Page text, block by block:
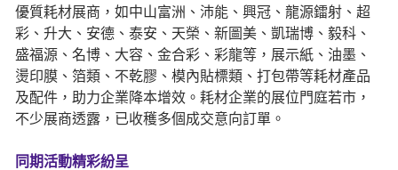
優質耗材展商，如中山富洲、沛能、興冠、龍源鐳射、超
彩、升大、安德、泰安、天榮、新圖美、凱瑞博、毅科、
盛福源、名博、大容、金合彩、彩龍等，展示紙、油墨、
燙印膜、箔類、不乾膠、模內貼標類、打包帶等耗材產品
及配件，助力企業降本增效。耗材企業的展位門庭若市，
不少展商透露，已收穫多個成交意向訂單。
同期活動精彩紛呈